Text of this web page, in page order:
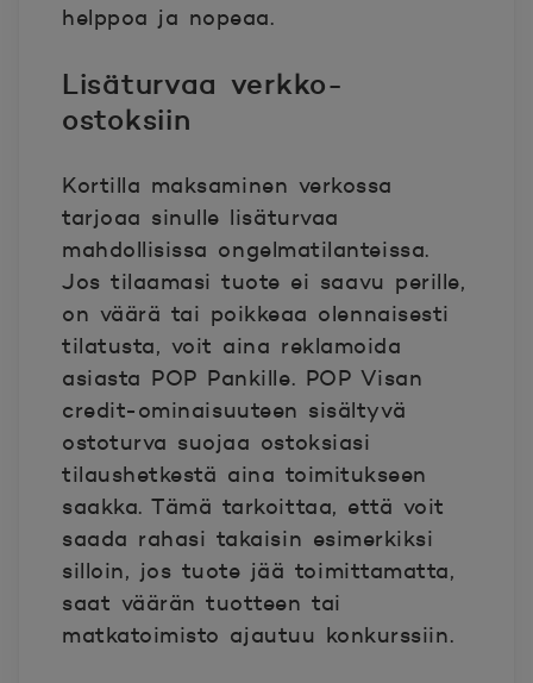
helppoa ja nopeaa.
Lisäturvaa verkko-
ostoksiin
Kortilla maksaminen verkossa
tarjoaa sinulle lisäturvaa
mahdollisissa ongelmatilanteissa.
Jos tilaamasi tuote ei saavu perille,
on väärä tai poikkeaa olennaisesti
tilatusta, voit aina reklamoida
asiasta POP Pankille. POP Visan
credit-ominaisuuteen sisältyvä
ostoturva suojaa ostoksiasi
tilaushetkestä aina toimitukseen
saakka. Tämä tarkoittaa, että voit
saada rahasi takaisin esimerkiksi
silloin, jos tuote jää toimittamatta,
saat väärän tuotteen tai
matkatoimisto ajautuu konkurssiin.